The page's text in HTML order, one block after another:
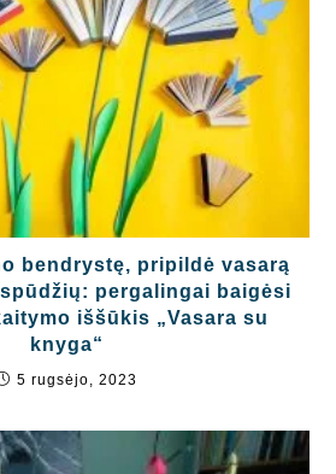
bendrystę, pripildė vasarą
pergalingai baigėsi
iššūkis „Vasara su
knyga“
5 rugsėjo, 2023